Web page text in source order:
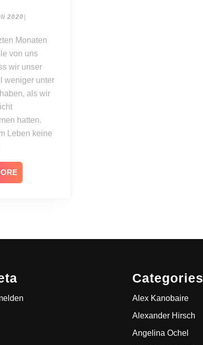
und
Verheißungen
202019.
|
von uns
wir unser
weniger unter
als wir
hatten.
Leben keine
READ
MORE
Categories
Alex Kanobaire
Alexander Hirsch
Angelina Ochel